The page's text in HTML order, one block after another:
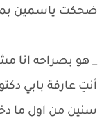
ضحكت ياسمين
_ هو بصراحه انا
أنتِ عارفة بابي
سنين من اول ما